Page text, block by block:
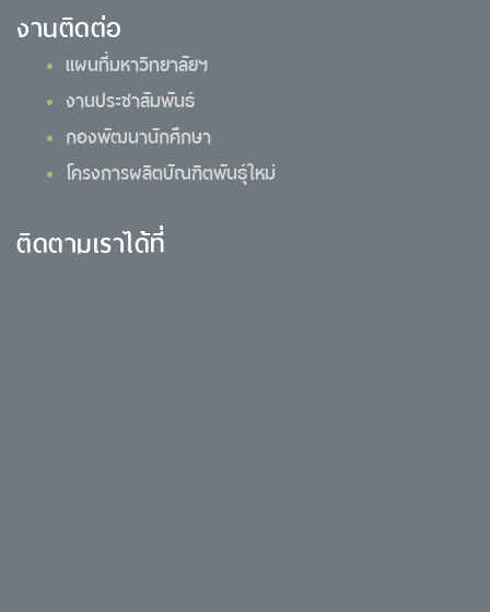
งานติดต่อ
แผนที่มหาวิทยาลัยฯ
งานประชาสัมพันธ์
กองพัฒนานักศึกษา
โครงการผลิตบัณฑิตพันธุ์ใหม่
ติดตามเราได้ที่